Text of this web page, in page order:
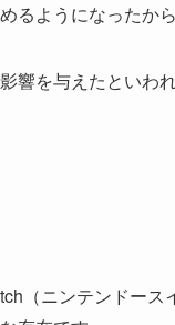
るようになったから
響を与えたといわれ
（ニンテンドー